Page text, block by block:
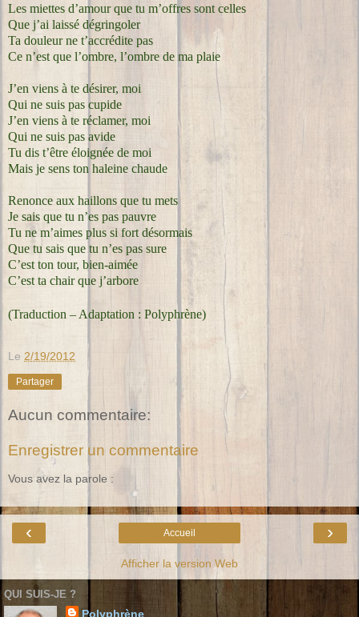
Les miettes d’amour que tu m’offres sont celles
Que j’ai laissé dégringoler
Ta douleur ne t’accrédite pas
Ce n’est que l’ombre, l’ombre de ma plaie
J’en viens à te désirer, moi
Qui ne suis pas cupide
J’en viens à te réclamer, moi
Qui ne suis pas avide
Tu dis t’être éloignée de moi
Mais je sens ton haleine chaude
Renonce aux haillons que tu mets
Je sais que tu n’es pas pauvre
Tu ne m’aimes plus si fort désormais
Que tu sais que tu n’es pas sure
C’est ton tour, bien-aimée
C’est ta chair que j’arbore
(Traduction – Adaptation : Polyphrène)
Le 2/19/2012
Partager
Aucun commentaire:
Enregistrer un commentaire
Vous avez la parole :
‹ ›
Accueil
Afficher la version Web
QUI SUIS-JE ?
Polyphrène